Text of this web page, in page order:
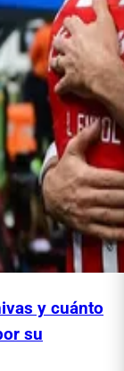
y cuánto
su